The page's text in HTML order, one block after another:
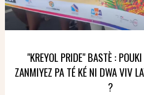
"KREYOL PRIDE" BASTÈ :
ZANMIYEZ PA TÉ KÉ NI DWA VIV
?